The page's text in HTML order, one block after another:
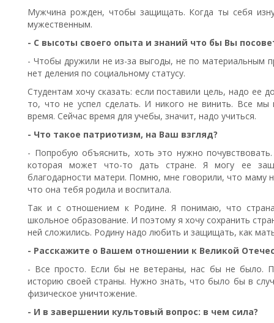
Мужчина рожден, чтобы защищать. Когда ты себя
мужественным.
- С высоты своего опыта и знаний что бы Вы
- Чтобы дружили не из-за выгоды, не по материальным
нет деления по социальному статусу.
Студентам хочу сказать: если поставили цель, надо ее
то, что не успел сделать. И никого не винить. Все
время. Сейчас время для учебы, значит, надо учиться.
- Что такое патриотизм, на Ваш взгляд?
- Попробую объяснить, хоть это нужно
которая может что-то дать стране. Я могу ее
благодарности матери. Помню, мне говорили, что маму
что она тебя родила и воспитала.
Так и с отношением к Родине. Я понимаю, что
школьное образование. И поэтому я хочу сохранить
ней сложились. Родину надо любить и защищать, как
- Расскажите о Вашем отношении к Великой
- Все просто. Если бы не ветераны, нас бы не было.
историю своей страны. Нужно знать, что было бы в
физическое уничтожение.
- И в завершении культовый вопрос: в чем сила?